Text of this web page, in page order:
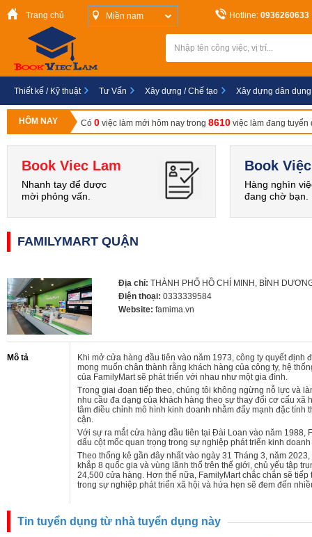
Trang chủ Miền nam Hotline: 0936260633
Thiết kế / Kỹ thuật Tư Vấn Xây dựng / Chế tạo Xây dựng dân dụng
HÔM NAY Có 0 việc làm mới hôm nay trong 8610 việc làm đang tuyển
Book Viec Lam
Nhanh tay để được
mời phỏng vấn.
Book
Hàng nghìn
đang chờ bạn.
FAMILYMART QUẬN
Địa chỉ: THÀNH PHỐ HỒ CHÍ MINH, BÌNH
Điện thoại: 0333339584
Website: famima.vn
Mô tả
Khi mở cửa hàng đầu tiên vào năm 1973, công ty quyết định
mong muốn chân thành rằng khách hàng của công ty, hệ
của FamilyMart sẽ phát triển với nhau như một gia đình.
Trong giai đoạn tiếp theo, chúng tôi không ngừng nỗ lực và
nhu cầu đa dạng của khách hàng theo sự thay đổi cơ cấu xã
tâm điều chỉnh mô hình kinh doanh nhằm đẩy mạnh đặc tính
cận.
Với sự ra mắt cửa hàng đầu tiên tại Đài Loan vào năm 1988,
dấu cột mốc quan trọng trong sự nghiệp phát triển kinh
Theo thống kê gần đây nhất vào ngày 31 Tháng 3, năm
khắp 8 quốc gia và vùng lãnh thổ trên thế giới, chủ yếu tập
24,500 cửa hàng. Hơn thế nữa, FamilyMart chắc chắn sẽ tiếp
trong sự nghiệp phát triển xã hội và hứa hẹn sẽ đem đến
Tin tuyển dụng từ nhà tuyển dụng này